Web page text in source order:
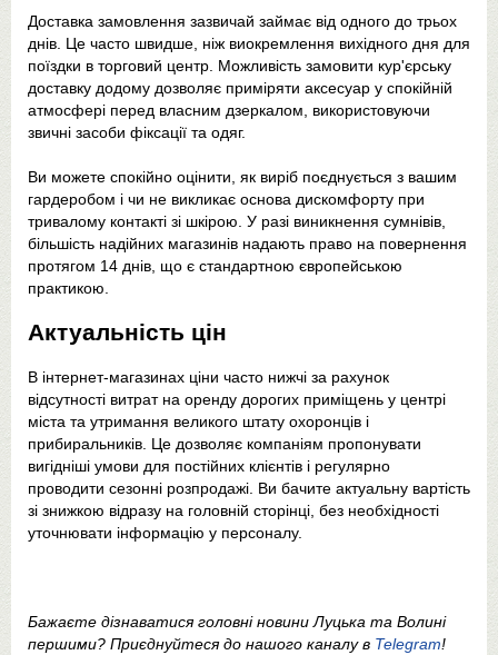
Доставка замовлення зазвичай займає від одного до трьох
днів. Це часто швидше, ніж виокремлення вихідного дня для
поїздки в торговий центр. Можливість замовити кур'єрську
доставку додому дозволяє приміряти аксесуар у спокійній
атмосфері перед власним дзеркалом, використовуючи
звичні засоби фіксації та одяг.
Ви можете спокійно оцінити, як виріб поєднується з вашим
гардеробом і чи не викликає основа дискомфорту при
тривалому контакті зі шкірою. У разі виникнення сумнівів,
більшість надійних магазинів надають право на повернення
протягом 14 днів, що є стандартною європейською
практикою.
Актуальність цін
В інтернет-магазинах ціни часто нижчі за рахунок
відсутності витрат на оренду дорогих приміщень у центрі
міста та утримання великого штату охоронців і
прибиральників. Це дозволяє компаніям пропонувати
вигідніші умови для постійних клієнтів і регулярно
проводити сезонні розпродажі. Ви бачите актуальну вартість
зі знижкою відразу на головній сторінці, без необхідності
уточнювати інформацію у персоналу.
Бажаєте дізнаватися головні новини Луцька та Волині
першими? Приєднуйтеся до нашого каналу в Telegram!